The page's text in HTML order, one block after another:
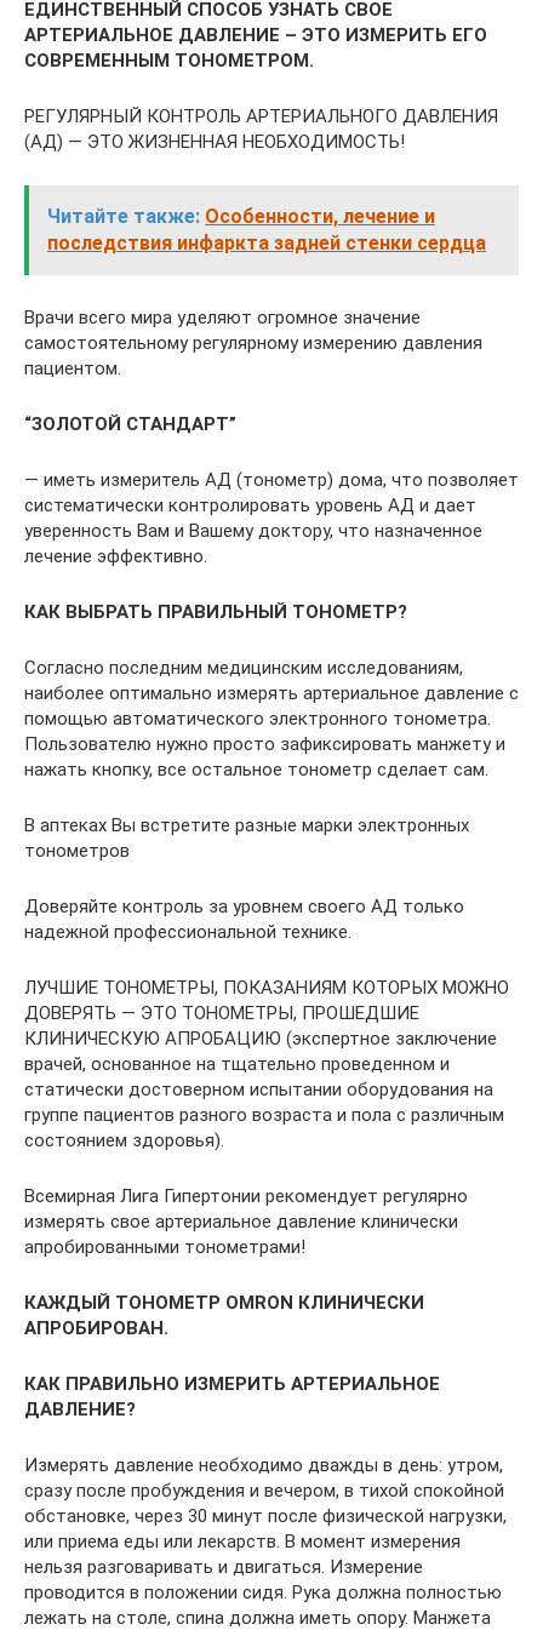
ЕДИНСТВЕННЫЙ СПОСОБ УЗНАТЬ СВОЕ
АРТЕРИАЛЬНОЕ ДАВЛЕНИЕ – ЭТО ИЗМЕРИТЬ ЕГО
СОВРЕМЕННЫМ ТОНОМЕТРОМ.
РЕГУЛЯРНЫЙ КОНТРОЛЬ АРТЕРИАЛЬНОГО ДАВЛЕНИЯ
(АД) — ЭТО ЖИЗНЕННАЯ НЕОБХОДИМОСТЬ!
Читайте также: Особенности, лечение и
последствия инфаркта задней стенки сердца
Врачи всего мира уделяют огромное значение
самостоятельному регулярному измерению давления
пациентом.
“ЗОЛОТОЙ СТАНДАРТ”
— иметь измеритель АД (тонометр) дома, что позволяет
систематически контролировать уровень АД и дает
уверенность Вам и Вашему доктору, что назначенное
лечение эффективно.
КАК ВЫБРАТЬ ПРАВИЛЬНЫЙ ТОНОМЕТР?
Согласно последним медицинским исследованиям,
наиболее оптимально измерять артериальное давление с
помощью автоматического электронного тонометра.
Пользователю нужно просто зафиксировать манжету и
нажать кнопку, все остальное тонометр сделает сам.
В аптеках Вы встретите разные марки электронных
тонометров
Доверяйте контроль за уровнем своего АД только
надежной профессиональной технике.
ЛУЧШИЕ ТОНОМЕТРЫ, ПОКАЗАНИЯМ КОТОРЫХ МОЖНО
ДОВЕРЯТЬ — ЭТО ТОНОМЕТРЫ, ПРОШЕДШИЕ
КЛИНИЧЕСКУЮ АПРОБАЦИЮ (экспертное заключение
врачей, основанное на тщательно проведенном и
статически достоверном испытании оборудования на
группе пациентов разного возраста и пола с различным
состоянием здоровья).
Всемирная Лига Гипертонии рекомендует регулярно
измерять свое артериальное давление клинически
апробированными тонометрами!
КАЖДЫЙ ТОНОМЕТР OMRON КЛИНИЧЕСКИ
АПРОБИРОВАН.
КАК ПРАВИЛЬНО ИЗМЕРИТЬ АРТЕРИАЛЬНОЕ
ДАВЛЕНИЕ?
Измерять давление необходимо дважды в день: утром,
сразу после пробуждения и вечером, в тихой спокойной
обстановке, через 30 минут после физической нагрузки,
или приема еды или лекарств. В момент измерения
нельзя разговаривать и двигаться. Измерение
проводится в положении сидя. Рука должна полностью
лежать на столе, спина должна иметь опору. Манжета